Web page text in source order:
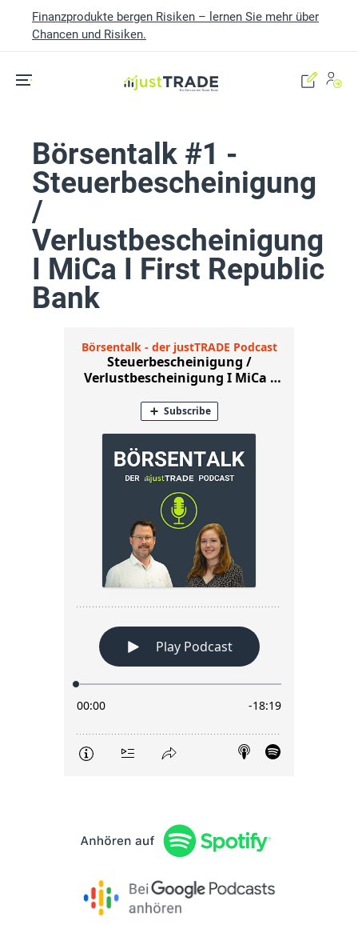
Finanzprodukte bergen Risiken – lernen Sie mehr über
Chancen und Risiken.
Börsentalk #1 -
Steuerbescheinigung
/
Verlustbescheinigung
I MiCa I First Republic
Bank